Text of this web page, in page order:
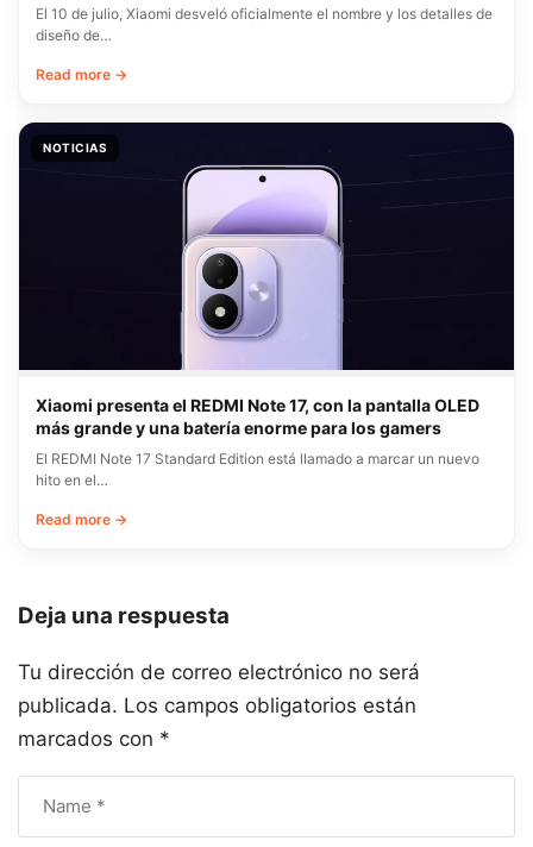
El 10 de julio, Xiaomi desveló oficialmente el nombre y los detalles de
diseño de…
Read more →
NOTICIAS
Xiaomi presenta el REDMI Note 17, con la pantalla OLED
más grande y una batería enorme para los gamers
El REDMI Note 17 Standard Edition está llamado a marcar un nuevo
hito en el…
Read more →
Deja una respuesta
Tu dirección de correo electrónico no será
publicada. Los campos obligatorios están
marcados con *